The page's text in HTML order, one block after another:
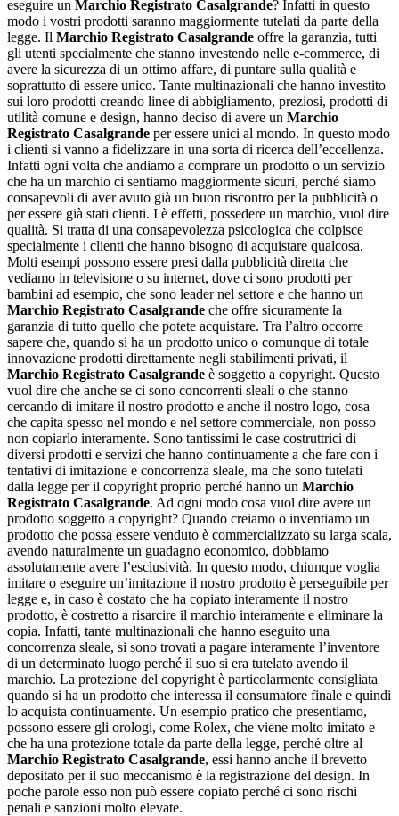
eseguire un Marchio Registrato Casalgrande? Infatti in questo
modo i vostri prodotti saranno maggiormente tutelati da parte della
legge. Il Marchio Registrato Casalgrande offre la garanzia, tutti
gli utenti specialmente che stanno investendo nelle e-commerce, di
avere la sicurezza di un ottimo affare, di puntare sulla qualità e
soprattutto di essere unico. Tante multinazionali che hanno investito
sui loro prodotti creando linee di abbigliamento, preziosi, prodotti di
utilità comune e design, hanno deciso di avere un Marchio
Registrato Casalgrande per essere unici al mondo. In questo modo
i clienti si vanno a fidelizzare in una sorta di ricerca dell’eccellenza.
Infatti ogni volta che andiamo a comprare un prodotto o un servizio
che ha un marchio ci sentiamo maggiormente sicuri, perché siamo
consapevoli di aver avuto già un buon riscontro per la pubblicità o
per essere già stati clienti. I è effetti, possedere un marchio, vuol dire
qualità. Si tratta di una consapevolezza psicologica che colpisce
specialmente i clienti che hanno bisogno di acquistare qualcosa.
Molti esempi possono essere presi dalla pubblicità diretta che
vediamo in televisione o su internet, dove ci sono prodotti per
bambini ad esempio, che sono leader nel settore e che hanno un
Marchio Registrato Casalgrande che offre sicuramente la
garanzia di tutto quello che potete acquistare. Tra l’altro occorre
sapere che, quando si ha un prodotto unico o comunque di totale
innovazione prodotti direttamente negli stabilimenti privati, il
Marchio Registrato Casalgrande è soggetto a copyright. Questo
vuol dire che anche se ci sono concorrenti sleali o che stanno
cercando di imitare il nostro prodotto e anche il nostro logo, cosa
che capita spesso nel mondo e nel settore commerciale, non posso
non copiarlo interamente. Sono tantissimi le case costruttrici di
diversi prodotti e servizi che hanno continuamente a che fare con i
tentativi di imitazione e concorrenza sleale, ma che sono tutelati
dalla legge per il copyright proprio perché hanno un Marchio
Registrato Casalgrande. Ad ogni modo cosa vuol dire avere un
prodotto soggetto a copyright? Quando creiamo o inventiamo un
prodotto che possa essere venduto è commercializzato su larga scala,
avendo naturalmente un guadagno economico, dobbiamo
assolutamente avere l’esclusività. In questo modo, chiunque voglia
imitare o eseguire un’imitazione il nostro prodotto è perseguibile per
legge e, in caso è costato che ha copiato interamente il nostro
prodotto, è costretto a risarcire il marchio interamente e eliminare la
copia. Infatti, tante multinazionali che hanno eseguito una
concorrenza sleale, si sono trovati a pagare interamente l’inventore
di un determinato luogo perché il suo si era tutelato avendo il
marchio. La protezione del copyright è particolarmente consigliata
quando si ha un prodotto che interessa il consumatore finale e quindi
lo acquista continuamente. Un esempio pratico che presentiamo,
possono essere gli orologi, come Rolex, che viene molto imitato e
che ha una protezione totale da parte della legge, perché oltre al
Marchio Registrato Casalgrande, essi hanno anche il brevetto
depositato per il suo meccanismo è la registrazione del design. In
poche parole esso non può essere copiato perché ci sono rischi
penali e sanzioni molto elevate.